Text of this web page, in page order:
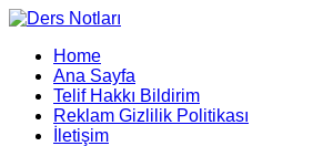
Home
Ana Sayfa
Telif Hakkı Bildirim
Reklam Gizlilik Politikası
İletişim